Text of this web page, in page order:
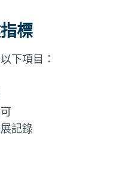
標
下項目：
記錄